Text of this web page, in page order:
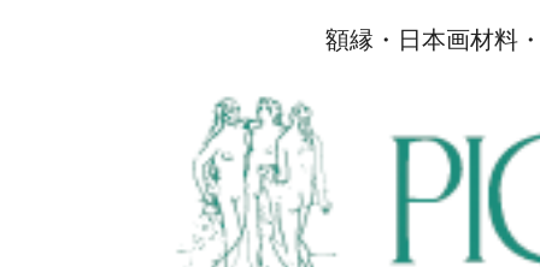
額縁・日本画材料